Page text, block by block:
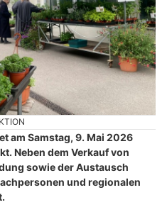
am Samstag, 9. Mai 2026
Neben dem Verkauf von
sowie der Austausch
und regionalen